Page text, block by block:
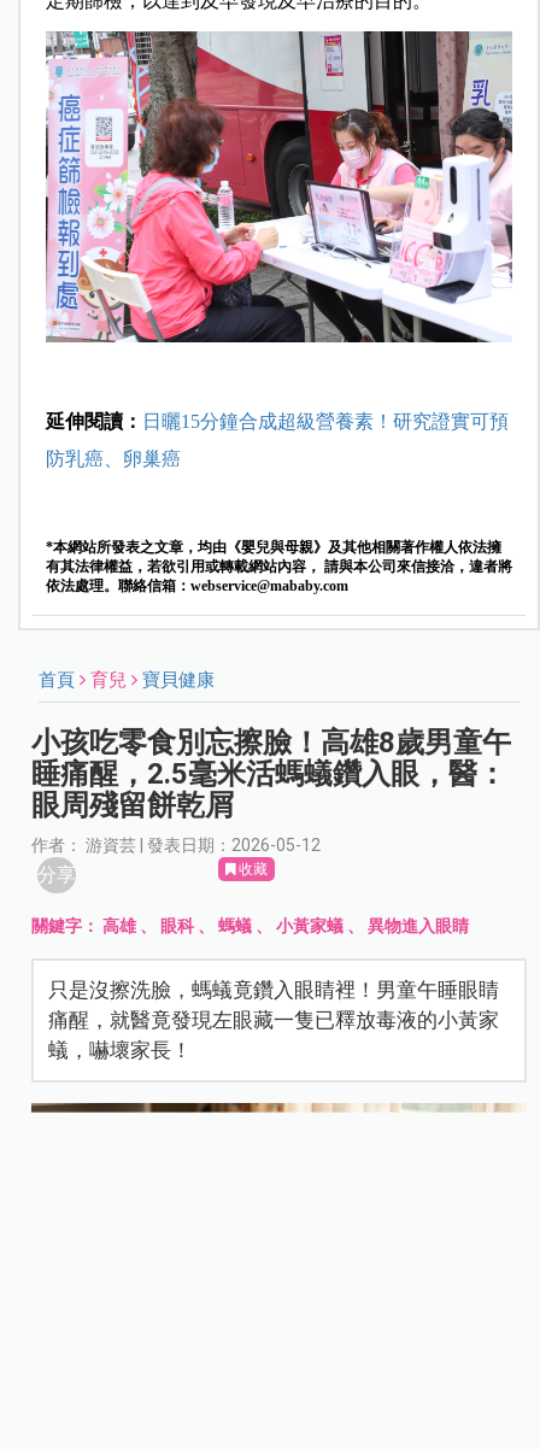
延伸閱讀： 日曬15分鐘合成超級營養素！研究證實可預
防乳癌、卵巢癌
*本網站所發表之文章，均由《嬰兒與母親》及其他相關著作權人依法擁
有其法律權益，若欲引用或轉載網站內容， 請與本公司來信接洽，違者將
依法處理。聯絡信箱： webservice@mababy.com
首頁 育兒 寶貝健康
小孩吃零食別忘擦臉！高雄8歲男童午
睡痛醒，2.5毫米活螞蟻鑽入眼，醫：
眼周殘留餅乾屑
作者： 游資芸 | 發表日期：2026-05-12
分享 收藏
關鍵字：高雄、 眼科 、螞蟻 、小黃家蟻 、異物進入眼睛
只是沒擦洗臉，螞蟻竟鑽入眼睛裡！男童午睡眼睛
痛醒，就醫竟發現左眼藏一隻已釋放毒液的小黃家
蟻，嚇壞家長！